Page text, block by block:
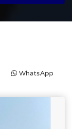
WhatsApp